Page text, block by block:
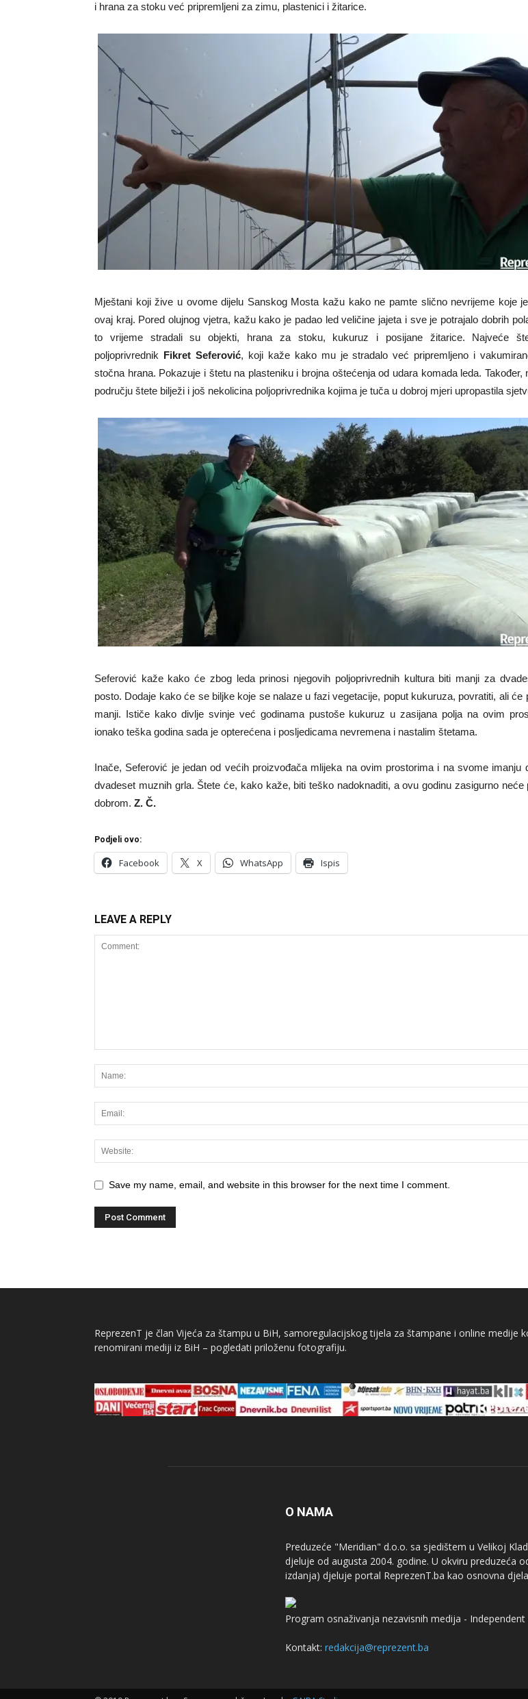
i hrana za stoku već pripremljeni za zimu, plastenici i žitarice.
Mještani koji žive u ovome dijelu Sanskog Mosta kažu kako ne pamte slično nevrijeme koje
ovaj kraj. Pored olujnog vjetra, kažu kako je padao led veličine jajeta i sve je potrajalo dobrih
to vrijeme stradali su objekti, hrana za stoku, kukuruz i posijane žitarice. Najveće
poljoprivrednik Fikret Seferović, koji kaže kako mu je stradalo već pripremljeno i
stočna hrana. Pokazuje i štetu na plasteniku i brojna oštećenja od udara komada leda. Također,
području štete bilježi i još nekolicina poljoprivrednika kojima je tuča u dobroj mjeri upropastila
Seferović kaže kako će zbog leda prinosi njegovih poljoprivrednih kultura biti manji za
posto. Dodaje kako će se biljke koje se nalaze u fazi vegetacije, poput kukuruza, povratiti, ali će
manji. Ističe kako divlje svinje već godinama pustoše kukuruz u zasijana polja na ovim
ionako teška godina sada je opterećena i posljedicama nevremena i nastalim štetama.
Inače, Seferović je jedan od većih proizvođača mlijeka na ovim prostorima i na svome imanju
dvadeset muznih grla. Štete će, kako kaže, biti teško nadoknaditi, a ovu godinu zasigurno neće
dobrom. Z. Č.
Podjeli ovo:
Facebook X WhatsApp Ispis
LEAVE A REPLY
Save my name, email, and website in this browser for the next time I comment.
ReprezenT je član Vijeća za štampu u BiH, samoregulacijskog tijela za štampane i online medije
renomirani mediji iz BiH – pogledati priloženu fotografiju.
O NAMA
Preduzeće "Meridian" d.o.o. sa sjedištem u Velikoj
djeluje od augusta 2004. godine. U okviru preduzeća
izdanja) djeluje portal ReprezenT.ba kao osnovna
Program osnaživanja nezavisnih medija -
Kontakt: redakcija@reprezent.ba